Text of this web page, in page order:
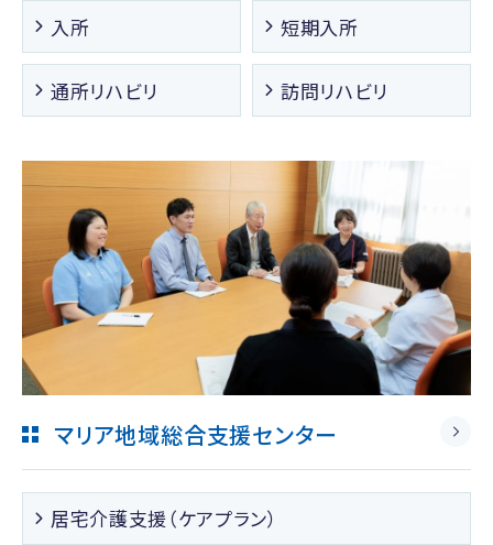
入所 短期入所
通所リハビリ 訪問リハビリ
マリア地域総合支援センター
居宅介護支援（ケアプラン）